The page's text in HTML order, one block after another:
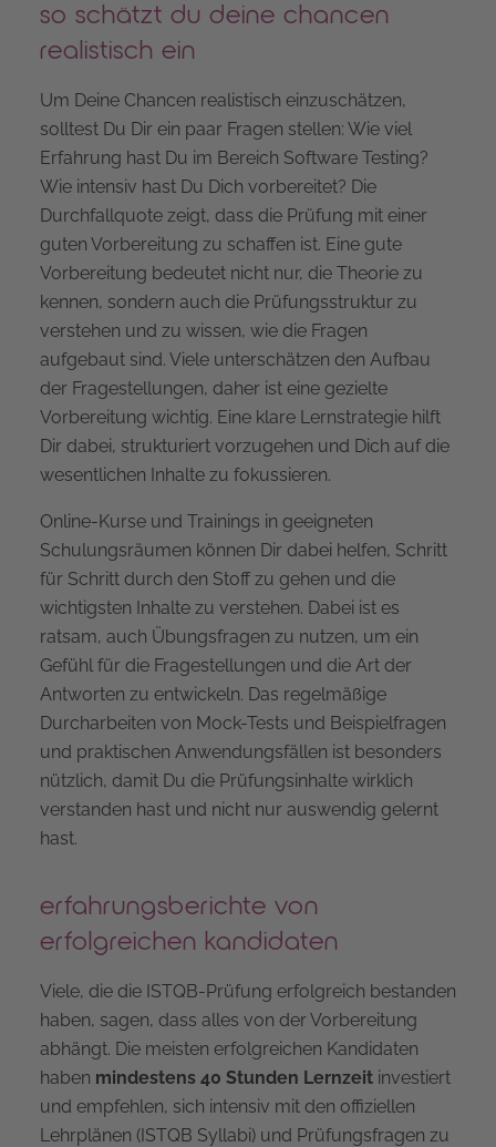
so schätzt du deine chancen
realistisch ein
Um Deine Chancen realistisch einzuschätzen,
solltest Du Dir ein paar Fragen stellen: Wie viel
Erfahrung hast Du im Bereich Software Testing?
Wie intensiv hast Du Dich vorbereitet? Die
Durchfallquote zeigt, dass die Prüfung mit einer
guten Vorbereitung zu schaffen ist. Eine gute
Vorbereitung bedeutet nicht nur, die Theorie zu
kennen, sondern auch die Prüfungsstruktur zu
verstehen und zu wissen, wie die Fragen
aufgebaut sind. Viele unterschätzen den Aufbau
der Fragestellungen, daher ist eine gezielte
Vorbereitung wichtig. Eine klare Lernstrategie hilft
Dir dabei, strukturiert vorzugehen und Dich auf die
wesentlichen Inhalte zu fokussieren.
Online-Kurse und Trainings in geeigneten
Schulungsräumen können Dir dabei helfen, Schritt
für Schritt durch den Stoff zu gehen und die
wichtigsten Inhalte zu verstehen. Dabei ist es
ratsam, auch Übungsfragen zu nutzen, um ein
Gefühl für die Fragestellungen und die Art der
Antworten zu entwickeln. Das regelmäßige
Durcharbeiten von Mock-Tests und Beispielfragen
und praktischen Anwendungsfällen ist besonders
nützlich, damit Du die Prüfungsinhalte wirklich
verstanden hast und nicht nur auswendig gelernt
hast.
erfahrungsberichte von
erfolgreichen kandidaten
Viele, die die ISTQB-Prüfung erfolgreich bestanden
haben, sagen, dass alles von der Vorbereitung
abhängt. Die meisten erfolgreichen Kandidaten
haben mindestens 40 Stunden Lernzeit investiert
und empfehlen, sich intensiv mit den offiziellen
Lehrplänen (ISTQB Syllabi) und Prüfungsfragen zu